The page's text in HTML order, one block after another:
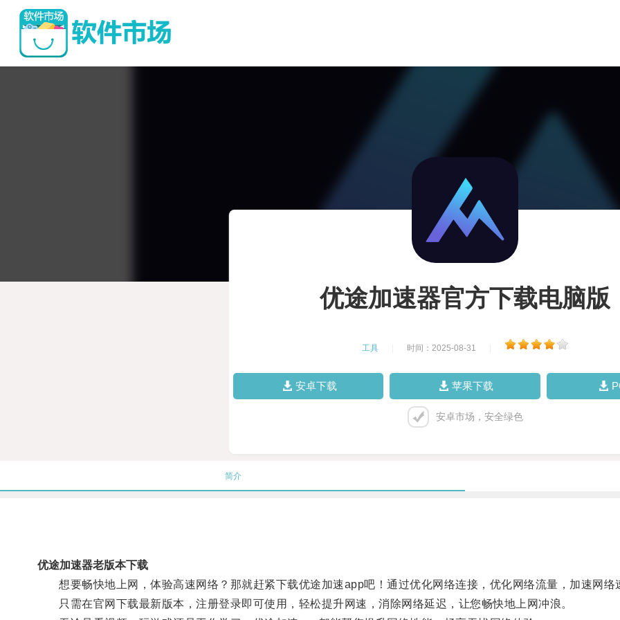
优途加速器官方下载电脑版
工具 时间：2025-08-31
安卓下载 苹果下载
安卓市场，安全绿色
简介
优途加速器老版本下载
想要畅快地上网，体验高速网络？那就赶紧下载优途加速app吧！通过优化网络连接，优化网络流量，加速网络
只需在官网下载最新版本，注册登录即可使用，轻松提升网速，消除网络延迟，让您畅快地上网冲浪。